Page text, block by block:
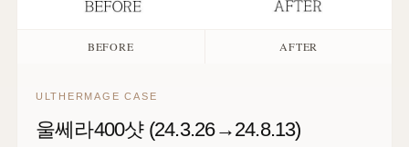
BEFORE AFTER
ULTHERMAGE CASE
울쎄라400샷 (24.3.26→24.8.13)